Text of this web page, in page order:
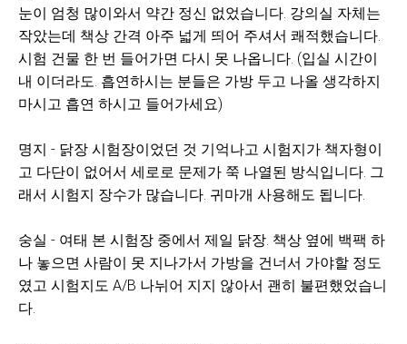
눈이 엄청 많이와서 약간 정신 없었습니다. 강의실 자체는
작았는데 책상 간격 아주 넓게 띄어 주셔서 쾌적했습니다.
시험 건물 한 번 들어가면 다시 못 나옵니다. (입실 시간이
내 이더라도. 흡연하시는 분들은 가방 두고 나올 생각하지
마시고 흡연 하시고 들어가세요)
명지 - 닭장 시험장이었던 것 기억나고 시험지가 책자형이
고 다단이 없어서 세로로 문제가 쭉 나열된 방식입니다. 그
래서 시험지 장수가 많습니다. 귀마개 사용해도 됩니다.
숭실 - 여태 본 시험장 중에서 제일 닭장. 책상 옆에 백팩 하
나 놓으면 사람이 못 지나가서 가방을 건너서 가야할 정도
였고 시험지도 A/B 나뉘어 지지 않아서 괜히 불편했었습니
다.